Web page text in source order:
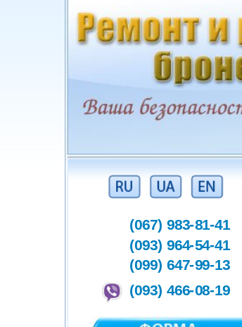
(067) 983-81-41
(093) 964-54-41
(099) 647-99-13
(093) 466-08-19